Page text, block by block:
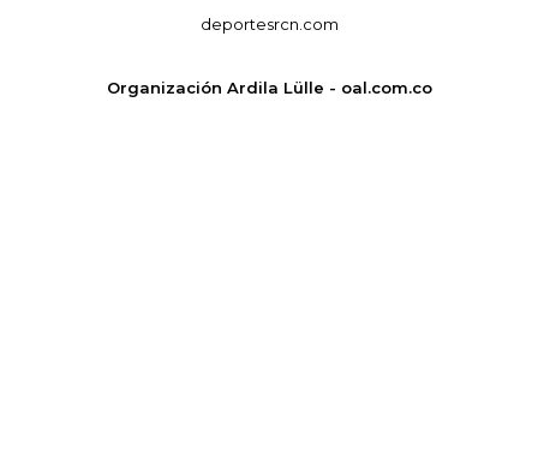
deportesrcn.com
Organización Ardila Lülle - oal.com.co